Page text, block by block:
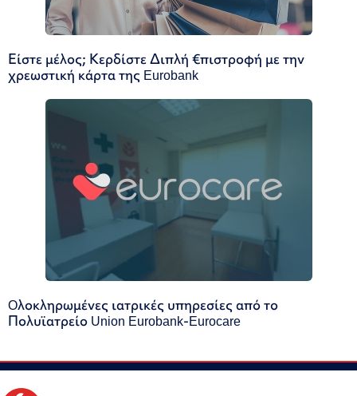
Είστε μέλος; Κερδίστε Διπλή €πιστροφή με την
χρεωστική κάρτα της Eurobank
Oλοκληρωμένες ιατρικές υπηρεσίες από το
Πολυϊατρείο Union Eurobank-Eurocare